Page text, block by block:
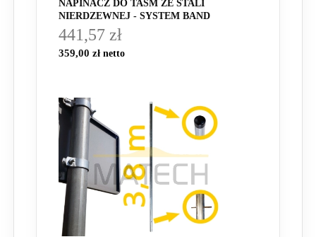
NAPINACZ DO TAŚM ZE STALI
NIERDZEWNEJ - SYSTEM BAND
441,57 zł
359,00 zł